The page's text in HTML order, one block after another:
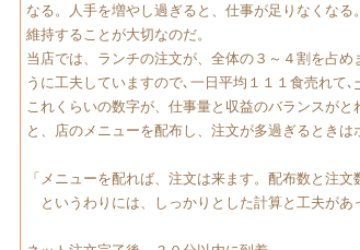
なる。人手を増やし過ぎると、仕事が足りなくな
維持することが大切なのだ。
当店では、ランチの注文が、全体の３～４割を占
うに工夫していますので､一日平均１１１食売れて､
これくらいの数字が、仕事量と収益のバランスが
と、店のメニューを配布し、注文が多過ぎるとき
「メニューを配れば、注文は来ます。配布数と注
というわりには、しっかりとした計算と工夫が